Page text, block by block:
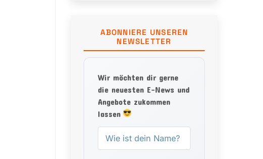
ABONNIERE UNSEREN
NEWSLETTER
Wir möchten dir gerne
die neuesten E-News und
Angebote zukommen
lassen